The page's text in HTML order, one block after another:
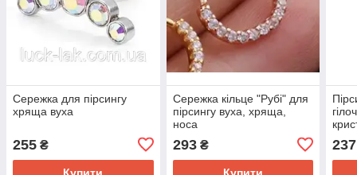
Сережка для пірсингу
хряща вуха
255 ₴
Сережка кільце "Рубі" для
пірсингу вуха, хряща,
носа
293₴ 237